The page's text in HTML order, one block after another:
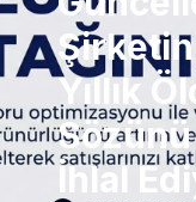
Yıllık
İhlal